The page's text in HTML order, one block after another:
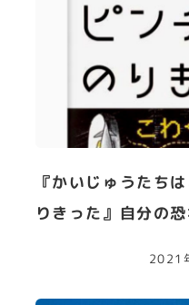
『かいじゅうたち
りきった』自分の
2021